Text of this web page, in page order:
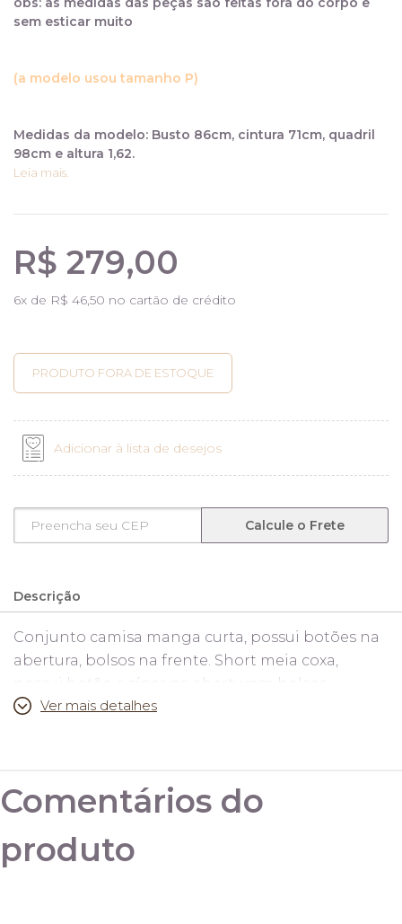
sem esticar muito
(a modelo usou tamanho P)
Medidas da modelo: Busto 86cm, cintura 71cm, quadril
98cm e altura 1,62.
Leia mais.
R$ 279,00
6x de R$ 46,50 no cartão de crédito
Adicionar à lista de desejos
Calcule o Frete
Descrição
Conjunto camisa manga curta, possui botões na
abertura, bolsos na frente. Short meia coxa,
possui botão e zíper na aberturam bolsos
bilaterais na frente e atrás. Tecido 100% Liocel.
P 38/40
(busto 108cm, comprimento 68cm,
Ver mais detalhes
Comentários do
produto